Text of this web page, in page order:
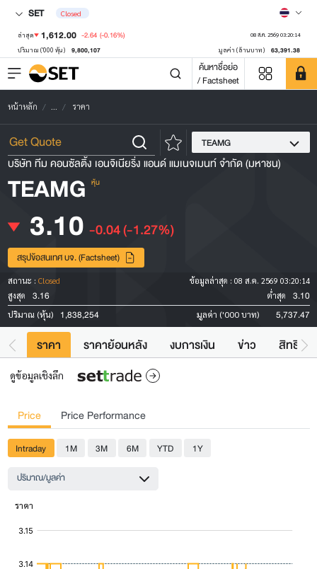
SET Closed
ล่าสุด 1,612.00 -2.64 (-0.16%) 08 ส.ค. 2569 03:20:14
ปริมาณ ('000 หุ้น) 9,800,107 มูลค่า (ล้านบาท) 63,391.38
ค้นหาชื่อย่อ
/ Factsheet
หน้าหลัก ... ราคา
TEAMG
บริษัท ทีม คอนซัลติ้ง เอนจิเนียริ่ง แอนด์ แมเนจเมนท์ จำกัด (มหาชน)
TEAMG หุ้น
3.10 -0.04(-1.27%)
สรุปข้อสนเทศ บจ. (Factsheet)
สถานะ : Closed ข้อมูลล่าสุด : 08 ส.ค. 2569 03:20:14
สูงสุด
3.16 ต่ำสุด 3.10
ปริมาณ (หุ้น) 1,838,254 มูลค่า ('000 บาท) 5,737.47
ราคา ราคาย้อนหลัง งบการเงิน ข่าว สิทธิปร
ดูข้อมูลเชิงลึก
Price Price Performance
Intraday 1M 3M 6M YTD
1Y
ปริมาณ/มูลค่า